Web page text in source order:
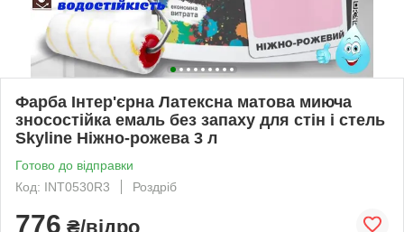
Фарба Інтер'єрна Латексна матова миюча
зносостійка емаль без запаху для стін і стель
Skyline Ніжно-рожева 3 л
Готово до відправки
Код: INT0530R3
Роздріб
776 ₴/відро